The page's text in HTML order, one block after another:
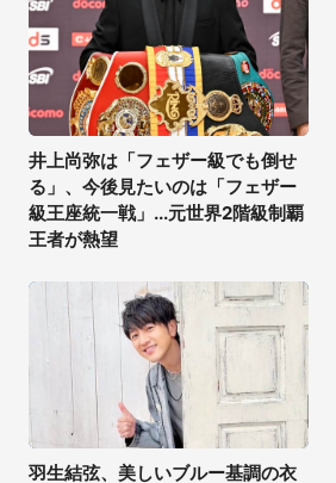
井上尚弥は「フェザー級でも倒せ
る」、今後見たいのは「フェザー
級王座統一戦」...元世界2階級制覇
王者が熱望
羽生結弦、美しいブルー基調の衣